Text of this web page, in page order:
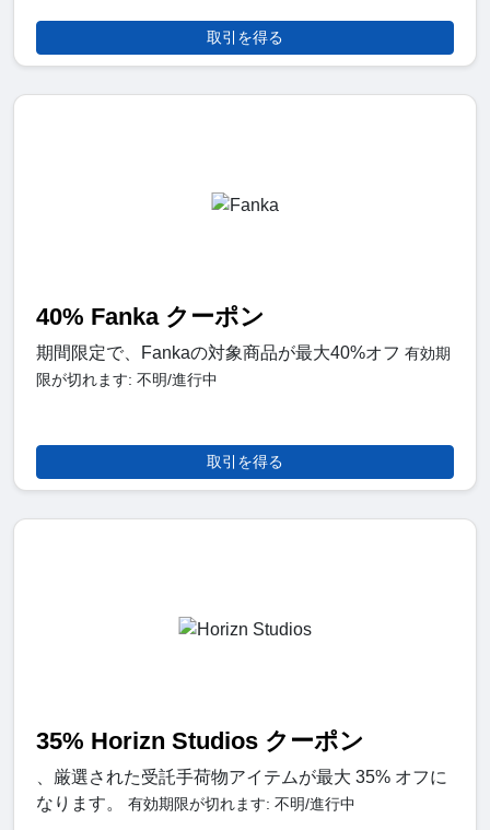
取引を得る
40% Fanka クーポン
期間限定で、Fankaの対象商品が最大40%オフ 有効期
限が切れます: 不明/進行中
取引を得る
35% Horizn Studios クーポン
、厳選された受託手荷物アイテムが最大 35% オフに
なります。 有効期限が切れます: 不明/進行中